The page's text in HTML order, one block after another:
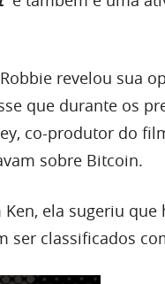
revelou sua
que durante os
co-produtor do
sobre Bitcoin.
ela sugeriu que
ser classificados